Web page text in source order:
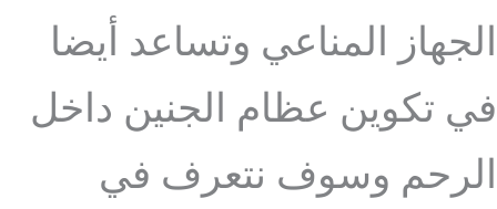
الجهاز المناعي وتساعد أيضا
في تكوين عظام الجنين داخل
الرحم وسوف نتعرف في